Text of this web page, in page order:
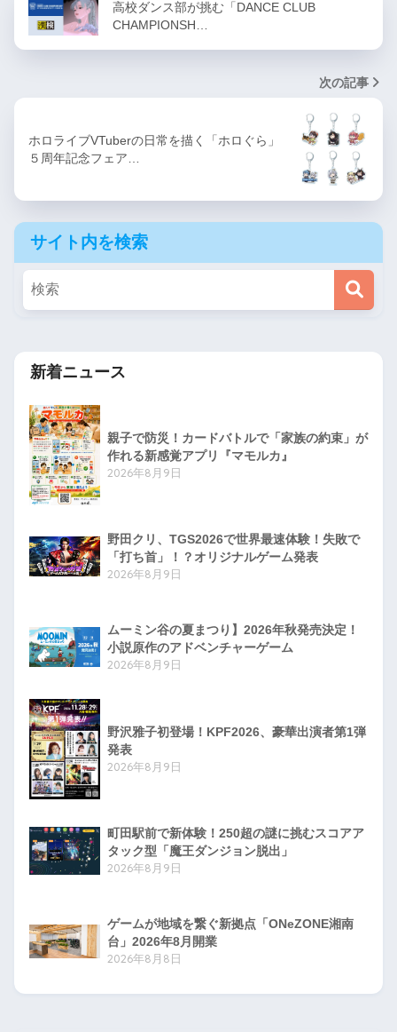
高校ダンス部が挑む「DANCE CLUB
CHAMPIONSH…
次の記事
ホロライブVTuberの日常を描く「ホロぐら」
５周年記念フェア…
サイト内を検索
新着ニュース
親子で防災！カードバトルで「家族の約束」が
作れる新感覚アプリ『マモルカ』
2026年8月9日
野田クリ、TGS2026で世界最速体験！失敗で
「打ち首」！？オリジナルゲーム発表
2026年8月9日
ムーミン谷の夏まつり】2026年秋発売決定！
小説原作のアドベンチャーゲーム
2026年8月9日
野沢雅子初登場！KPF2026、豪華出演者第1弾
発表
2026年8月9日
町田駅前で新体験！250超の謎に挑むスコアア
タック型「魔王ダンジョン脱出」
2026年8月9日
ゲームが地域を繋ぐ新拠点「ONeZONE湘南
台」2026年8月開業
2026年8月8日